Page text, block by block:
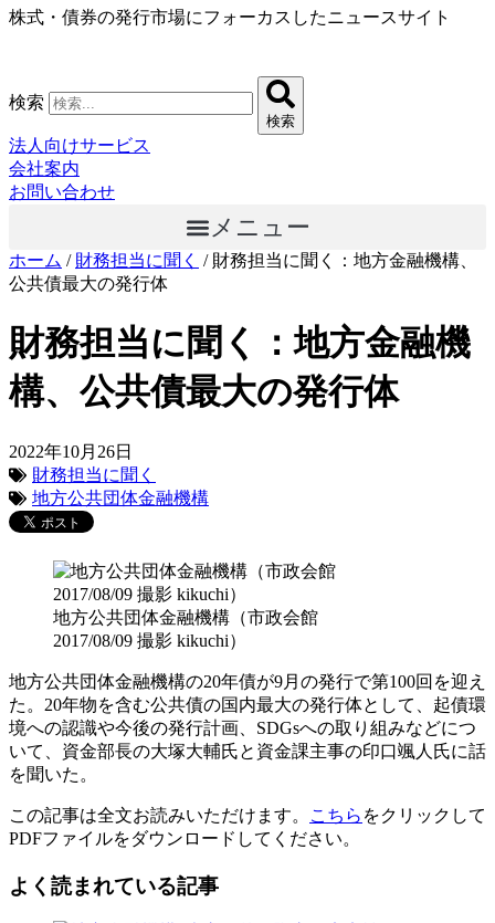
コ
ツ
に
ス
キ
ッ
株式・債券の発行市場にフォーカスしたニュースサイト
検索
検索
法人向けサービス
会社案内
お問い合わせ
メニュー
ホーム / 財務担当に聞く / 財務担当に聞く：地方金融機構、
公共債最大の発行体
財務担当に聞く：地方金融機
構、公共債最大の発行体
2022年10月26日
財務担当に聞く
地方公共団体金融機構
地方公共団体金融機構（市政会館
2017/08/09 撮影 kikuchi）
地方公共団体金融機構の20年債が9月の発行で第100回を迎え
た。20年物を含む公共債の国内最大の発行体として、起債環
境への認識や今後の発行計画、SDGsへの取り組みなどにつ
いて、資金部長の大塚大輔氏と資金課主事の印口颯人氏に話
を聞いた。
この記事は全文お読みいただけます。 こちら をクリックして
PDFファイルをダウンロードしてください。
よく読まれている記事